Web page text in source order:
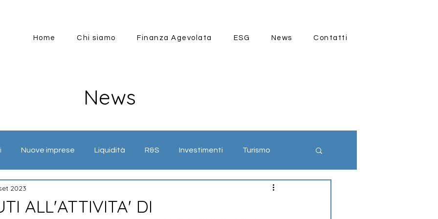
Home Chi siamo Finanza Agevolata ESG News Contatti
News
Nuove imprese Liquidità R&S Investimenti Turismo
ALL'ATTIVITA' DI
2023